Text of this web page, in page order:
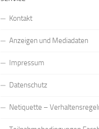
Kontakt
Anzeigen und Mediadaten
Impressum
Datenschutz
Netiquette –